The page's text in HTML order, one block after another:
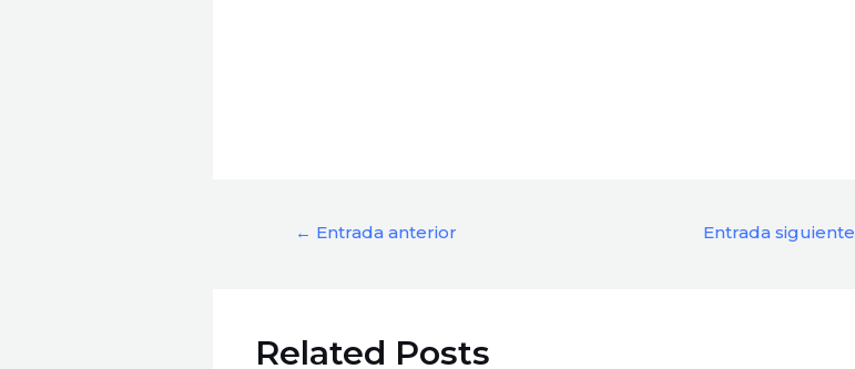
← Entrada anterior Entrada siguiente
Related Posts